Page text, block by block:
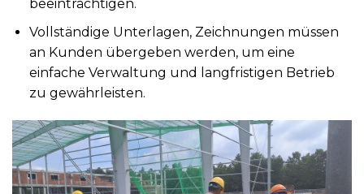
beeinträchtigen.
Vollständige Unterlagen, Zeichnungen müssen
an Kunden übergeben werden, um eine
einfache Verwaltung und langfristigen Betrieb
zu gewährleisten.